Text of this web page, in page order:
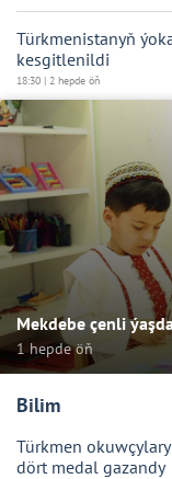
Türkmenistanyň
kesgitlenildi
18:30 | 2 hepde öň
Mekdebe çenli
1 hepde öň
Bilim
Türkmen
dört medal gazandy